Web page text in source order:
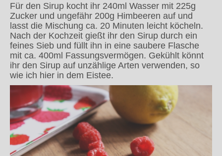
Für den Sirup kocht ihr 240ml Wasser mit 225g
Zucker und ungefähr 200g Himbeeren auf und
lasst die Mischung ca. 20 Minuten leicht köcheln.
Nach der Kochzeit gießt ihr den Sirup durch ein
feines Sieb und füllt ihn in eine saubere Flasche
mit ca. 400ml Fassungsvermögen. Gekühlt könnt
ihr den Sirup auf unzählige Arten verwenden, so
wie ich hier in dem Eistee.